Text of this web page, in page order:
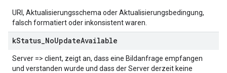
URI, Aktualisierungsschema oder Aktualisierungsbedingung,
falsch formatiert oder inkonsistent waren.
kStatus NoUpdateAvailable
Server => client, zeigt an, dass eine Bildanfrage empfangen
und verstanden wurde und dass der Server derzeit keine